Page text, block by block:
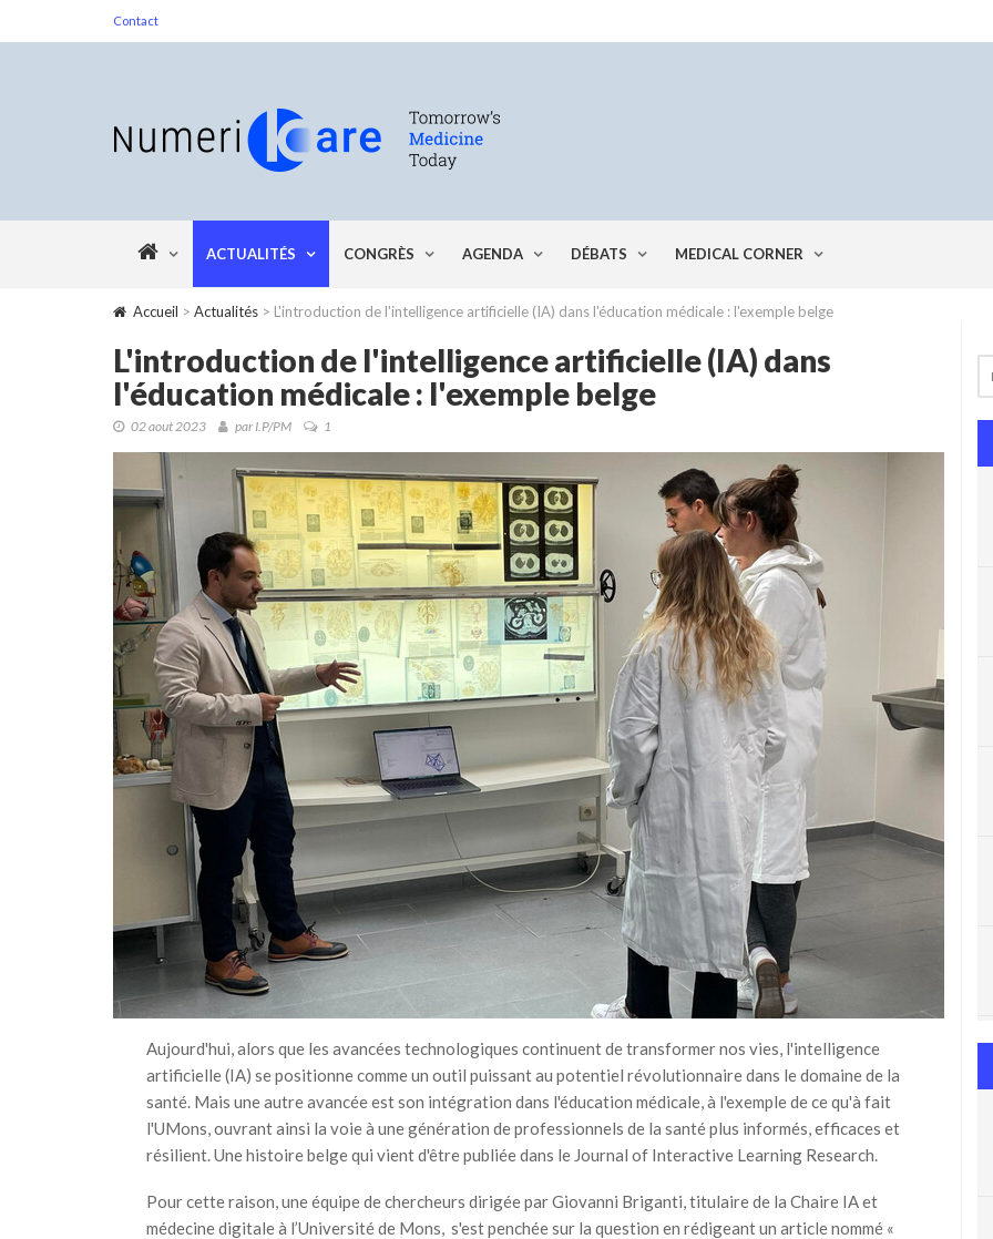
Contact
ACTUALITÉS CONGRÈS AGENDA DÉBATS MEDICAL CORNER
Accueil > Actualités > L'introduction de l'intelligence artificielle (IA) dans l'éducation médicale : l'exemple belge
L'introduction de l'intelligence artificielle (IA) dans
l'éducation médicale : l'exemple belge
02 aout 2023 par I.P/PM 1
Aujourd'hui, alors que les avancées technologiques continuent de transformer nos vies, l'intelligence
artificielle (IA) se positionne comme un outil puissant au potentiel révolutionnaire dans le domaine de la
santé. Mais une autre avancée est son intégration dans l'éducation médicale, à l'exemple de ce qu'à fait
l'UMons, ouvrant ainsi la voie à une génération de professionnels de la santé plus informés, efficaces et
résilient. Une histoire belge qui vient d'être publiée dans le Journal of Interactive Learning Research.
Pour cette raison, une équipe de chercheurs dirigée par Giovanni Briganti, titulaire de la Chaire IA et
médecine digitale à l’Université de Mons, s'est penchée sur la question en rédigeant un article nommé «